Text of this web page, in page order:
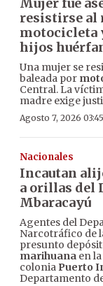
Mujer fue
resistirse al
motocicleta
hijos
Una mujer se
baleada por
Central. La
madre exige
Agosto 7, 2026
Nacionales
Incautan
a orillas del
Mbaracayú
Agentes del
Narcotráfico de
presunto
marihuana en
colonia Puerto
Departamento